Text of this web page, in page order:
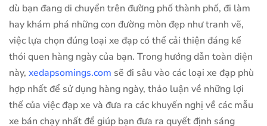
dù bạn đang di chuyển trên đường phố thành phố, đi làm
hay khám phá những con đường mòn đẹp như tranh vẽ,
việc lựa chọn đúng loại xe đạp có thể cải thiện đáng kể
thói quen hàng ngày của bạn. Trong hướng dẫn toàn diện
này, xedapsomings.com sẽ đi sâu vào các loại xe đạp phù
hợp nhất để sử dụng hàng ngày, thảo luận về những lợi
thế của việc đạp xe và đưa ra các khuyến nghị về các mẫu
xe bán chạy nhất để giúp bạn đưa ra quyết định sáng